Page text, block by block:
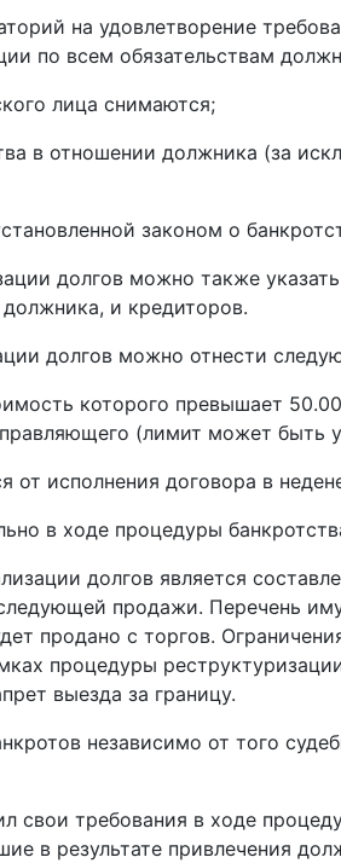
на удовлетворение
по всем обязательствам
лица снимаются;
в отношении должника (за
законом о
долгов можно также
и кредиторов.
долгов можно отнести
которого превышает
(лимит может быть
от исполнения договора в
в ходе процедуры
долгов является
продажи. Перечень
продано с торгов.
процедуры
выезда за границу.
независимо от того
свои требования в ходе
в результате привлечения